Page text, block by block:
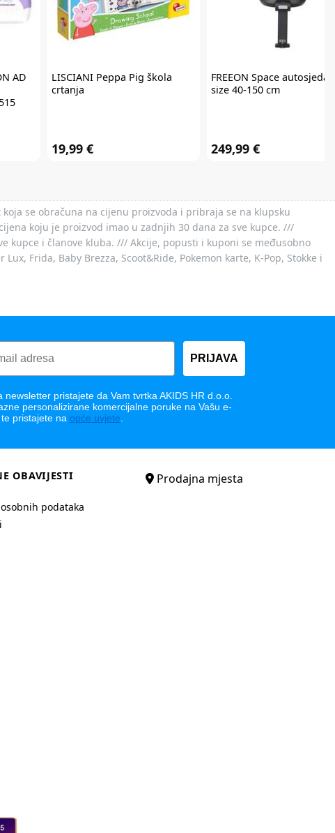
AD
LISCIANIPeppa Pig škola
crtanja
19,99 €
FREEON Space
size 40-150 cm
249,99 €
koja se obračuna na cijenu proizvoda i pribraja se na klupsku
cijena koju je proizvod imao u zadnjih 30 dana za sve kupce. ///
kupce i članove kluba. /// Akcije, popusti i kuponi se međusobno
Frida, Baby Brezza, Scoot&Ride, Pokemon karte, K-Pop, Stokke i
PRIJAVA
newsletter pristajete da Vam tvrtka AKIDS HR d.o.o.
personalizirane komercijalne poruke na Vašu e-
pristajete na opće uvjete.
OBAVIJESTI
podataka
Prodajna mjesta